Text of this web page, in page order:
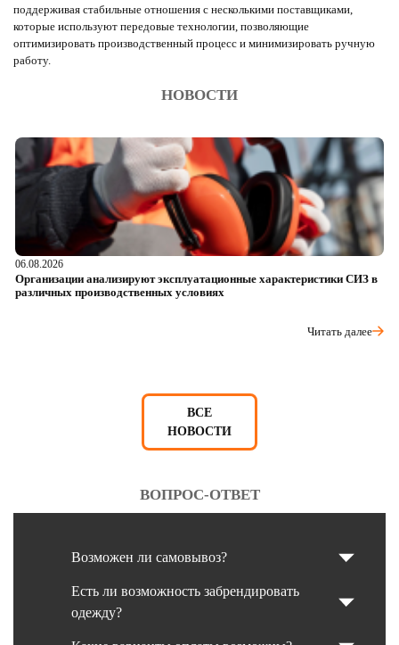
поддерживая стабильные отношения с несколькими поставщиками,
которые используют передовые технологии, позволяющие
оптимизировать производственный процесс и минимизировать ручную
работу.
НОВОСТИ
06.08.2026
Организации анализируют эксплуатационные характеристики СИЗ в
различных производственных условиях
Читать далее
ВСЕ
НОВОСТИ
ВОПРОС-ОТВЕТ
Возможен ли самовывоз?
Есть ли возможность забрендировать
одежду?